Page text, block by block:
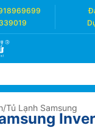
/Tủ Lạnh Samsung